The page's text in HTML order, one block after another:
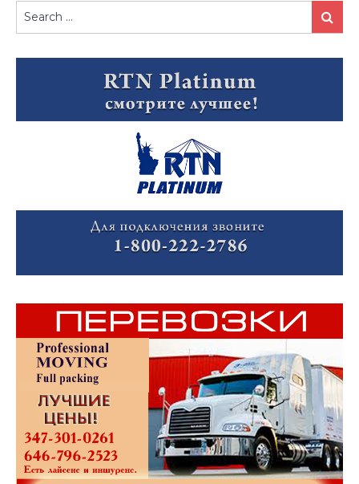
Search
for:
Search